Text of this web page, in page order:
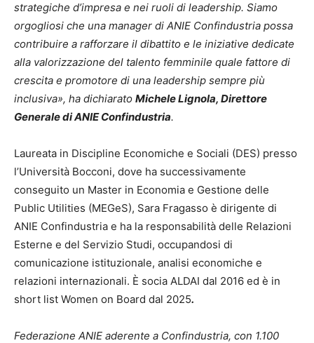
strategiche d’impresa e nei ruoli di leadership. Siamo
orgogliosi che una manager di ANIE Confindustria possa
contribuire a rafforzare il dibattito e le iniziative dedicate
alla valorizzazione del talento femminile quale fattore di
crescita e promotore di una leadership sempre più
inclusiva», ha dichiarato Michele Lignola, Direttore
Generale di ANIE Confindustria.
Laureata in Discipline Economiche e Sociali (DES) presso
l’Università Bocconi, dove ha successivamente
conseguito un Master in Economia e Gestione delle
Public Utilities (MEGeS), Sara Fragasso è dirigente di
ANIE Confindustria e ha la responsabilità delle Relazioni
Esterne e del Servizio Studi, occupandosi di
comunicazione istituzionale, analisi economiche e
relazioni internazionali. È socia ALDAI dal 2016 ed è in
short list Women on Board dal 2025.
Federazione ANIE aderente a Confindustria, con 1.100